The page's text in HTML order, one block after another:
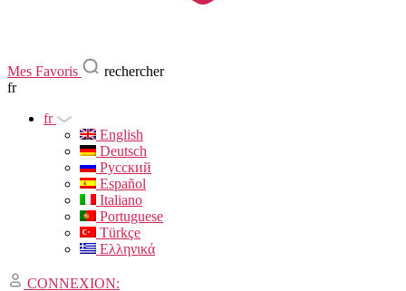
Mes Favoris
rechercher
fr
fr
English
Deutsch
Русский
Español
Italiano
Portuguese
Türkçe
Ελληνικά
CONNEXION: